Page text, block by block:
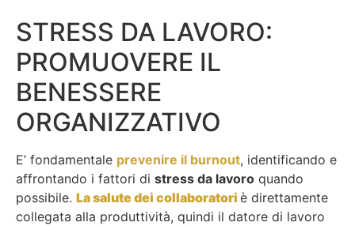
STRESS DA LAVORO:
PROMUOVERE IL
BENESSERE
ORGANIZZATIVO
E’ fondamentale prevenire il burnout, identificando e
affrontando i fattori di stress da lavoro quando
possibile. La salute dei collaboratori è direttamente
collegata alla produttività, quindi il datore di lavoro